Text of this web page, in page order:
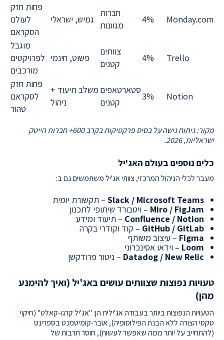
Monday.com
4%
חברות
מגוונות
גמיש, ישראלי
פחות חזק
לעולם
הסקראם
Trello
4%
צוותים
קטנים
פשוט, חינמי
מוגבל
לפרויקטים
מורכבים
Notion
3%
סטארטאפים
קטנים
משלב תיעוד +
ניהול
פחות חזק
לסקראם
טהור
מקור: ניתוח נישה על בסיס פרקטיקות בקרב 600+ חברות הייטק
ישראליות, 2026.
כלים נוספים בעולם האג'יל
מעבר לכלי הניהול המרכזי, צוותי אג'יל משתמשים גם ב:
Slack / Microsoft Teams – תקשורת יומית
Miro / FigJam – ויטבורד שיתופי לתכנון
Confluence / Notion – תיעוד ומידע
GitHub / GitLab – קוד וקודרי בקרה
Figma – עיצוב משותף
Loom – וידאו אסינכרוני
Datadog / New Relic – ניטור פרודקשן
טעויות נפוצות שצוותים עושים באג'יל (ואיך להימנע
מהן)
הטעויות הנפוצות ביותר בעבודה אג'ילית הן: "אג'יל קרגו-קאלט" (חיקוי
טקסי הצורה ללא הבנת הפילוסופיה), אובר-קומיטמנט בספרינט
(להתחייב על יותר ממה שאפשר לעשות), חוסר תרבות של